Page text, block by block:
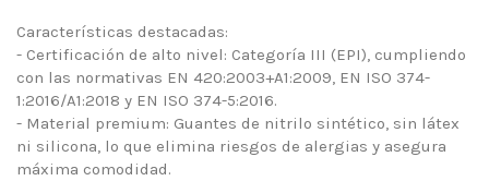
Características destacadas:
- Certificación de alto nivel: Categoría III (EPI), cumpliendo
con las normativas EN 420:2003+A1:2009, EN ISO 374-
1:2016/A1:2018 y EN ISO 374-5:2016.
- Material premium: Guantes de nitrilo sintético, sin látex
ni silicona, lo que elimina riesgos de alergias y asegura
máxima comodidad.